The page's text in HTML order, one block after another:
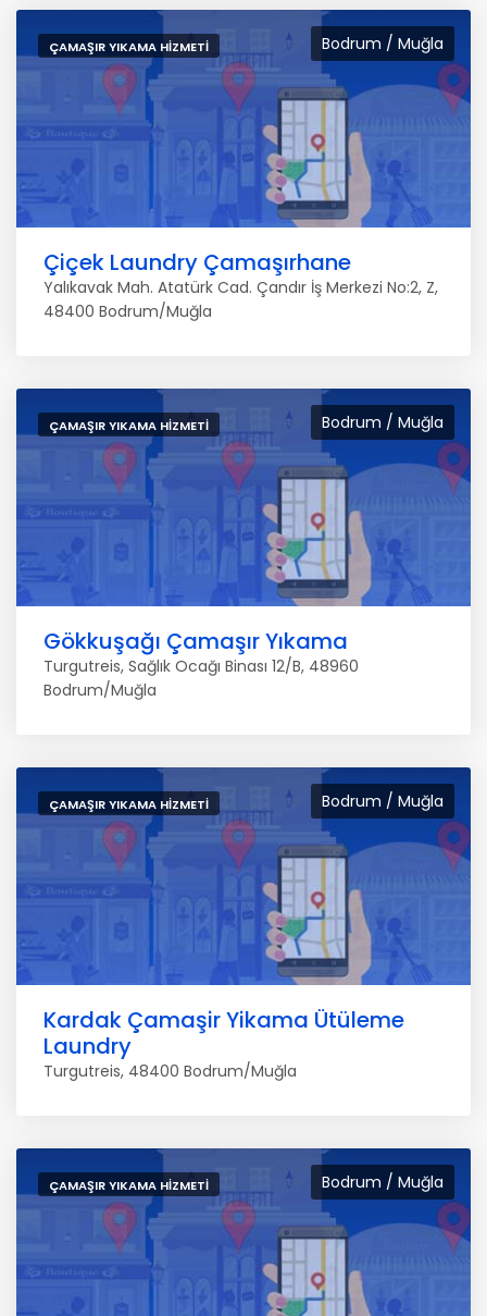
Bodrum / Muğla
ÇAMAŞIR YIKAMA HIZMETI
Çiçek Laundry Çamaşırhane
Yalıkavak Mah. Atatürk Cad. Çandır İş Merkezi No:2, Z,
48400 Bodrum/Muğla
Bodrum / Muğla
ÇAMAŞIR YIKAMA HIZMETI
Gökkuşağı Çamaşır Yıkama
Turgutreis, Sağlık Ocağı Binası 12/B, 48960
Bodrum/Muğla
Bodrum / Muğla
ÇAMAŞIR YIKAMA HIZMETI
Kardak Çamaşir Yikama Ütüleme
Laundry
Turgutreis, 48400 Bodrum/Muğla
Bodrum / Muğla
ÇAMAŞIR YIKAMA HIZMETI